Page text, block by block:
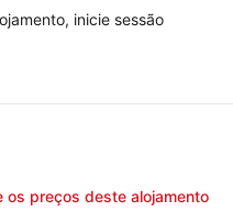
inicie sessão
os preços deste alojamento